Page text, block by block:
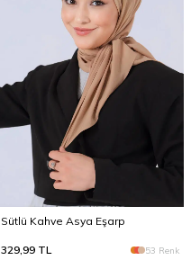
Sütlü Kahve Asya Eşarp
329,99 TL 53 Renk